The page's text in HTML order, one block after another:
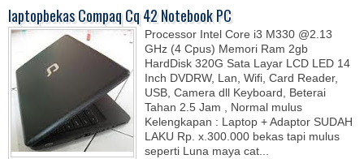
laptopbekas Compaq Cq 42 Notebook PC
Processor Intel Core i3 M330 @2.13
GHz (4 Cpus) Memori Ram 2gb
HardDisk 320G Sata Layar LCD LED 14
Inch DVDRW, Lan, Wifi, Card Reader,
USB, Camera dll Keyboard, Beterai
Tahan 2.5 Jam , Normal mulus
Kelengkapan : Laptop + Adaptor SUDAH
LAKU Rp. x.300.000 bekas tapi mulus
seperti Luna maya cat...